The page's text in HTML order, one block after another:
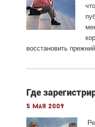
восстановить
Где
5 мая 2009